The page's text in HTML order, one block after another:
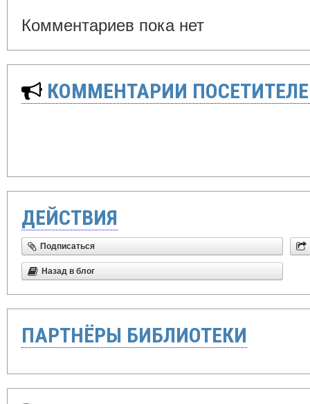
Комментариев пока нет
КОММЕНТАРИИ
ДЕЙСТВИЯ
Подписаться
Назад в блог
ПАРТНЁРЫ БИБЛИОТЕКИ